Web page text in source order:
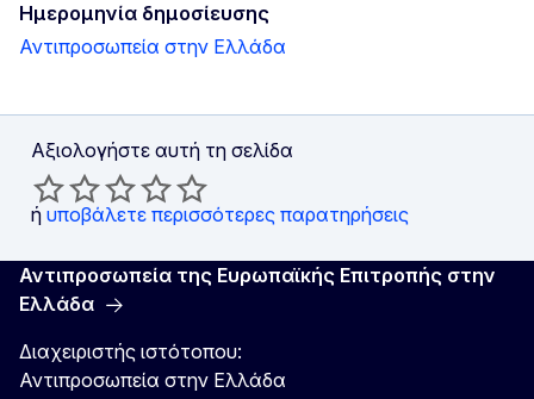
Ημερομηνία δημοσίευσης
Αντιπροσωπεία στην Ελλάδα
Αξιολογήστε αυτή τη σελίδα
ή υποβάλετε περισσότερες παρατηρήσεις
Αντιπροσωπεία της Ευρωπαϊκής Επιτροπής στην
Ελλάδα
Διαχειριστής ιστότοπου:
Αντιπροσωπεία στην Ελλάδα